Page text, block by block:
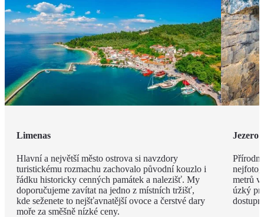
Limenas
Hlavní a největší město ostrova si navzdory
turistickému rozmachu zachovalo původní kouzlo i
řádku historicky cenných památek a nalezišť. My
doporučujeme zavítat na jedno z místních tržišť,
kde seženete to nejšťavnatější ovoce a čerstvé dary
moře za směšně nízké ceny.
Jezero
metrů
úzký